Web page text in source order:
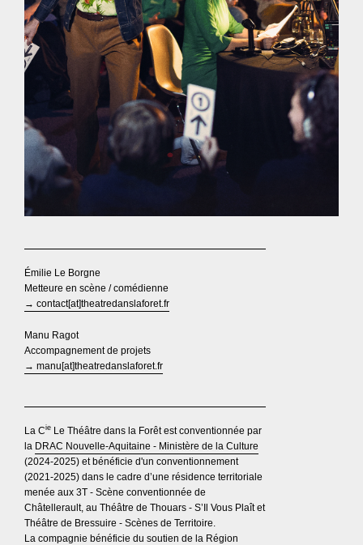
Émilie Le Borgne
Metteure en scène / comédienne
→ contact[at]theatredanslaforet.fr
Manu Ragot
Accompagnement de projets
→ manu[at]theatredanslaforet.fr
La Cie Le Théâtre dans la Forêt est conventionnée par
la DRAC Nouvelle-Aquitaine - Ministère de la Culture
(2024-2025) et bénéficie d'un conventionnement
(2021-2025) dans le cadre d’une résidence territoriale
menée aux 3T - Scène conventionnée de
Châtellerault, au Théâtre de Thouars - S’Il Vous Plaît et
Théâtre de Bressuire - Scènes de Territoire.
La compagnie bénéficie du soutien de la Région